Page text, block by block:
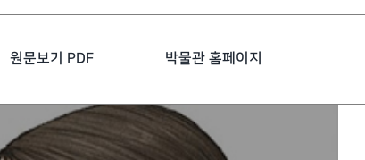
원문보기 PDF 박물관 홈페이지